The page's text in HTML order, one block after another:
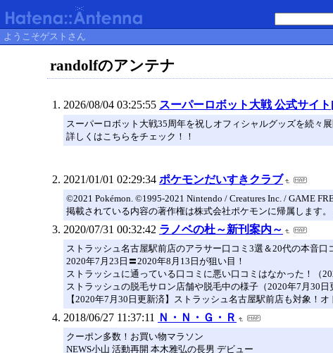
ようこそゲストさん
randolfのアンテナ
2026/08/04 03:25:55 スーパーロボット大戦 公式サイ
スーパーロボット大戦35周年を祝しオフィシャルグッズを続々展
詳しくはこちらをチェック！！
2021/01/01 02:29:34 ポケモンだいすきクラブ
©2021 Pokémon. ©1995-2021 Nintendo / Creatures Inc. / GAME
掲載されている内容の著作権は株式会社ポケモンに帰属します
2020/07/31 00:32:42 ラノベの杜～新刊案内～
ストラッシュ名古屋駅前店のアラサー口コミ3選＆20代の本音口
2020年7月23日〓2020年8月13日が狙い目！
ストラッシュに通っている口コミに悪い口コミはなかった！（
ストラッシュの脱毛サロン店舗や脱毛中の様子（2020年7月30日
【2020年7月30日更新済】ストラッシュ名古屋駅前店も対象！
2018/06/27 11:37:11 Ｎ・Ｎ・Ｇ・Ｒ
クーポン多数！お買い物マラソン
NEWS小山 活動再開 本木雅弘の長男 デビュー